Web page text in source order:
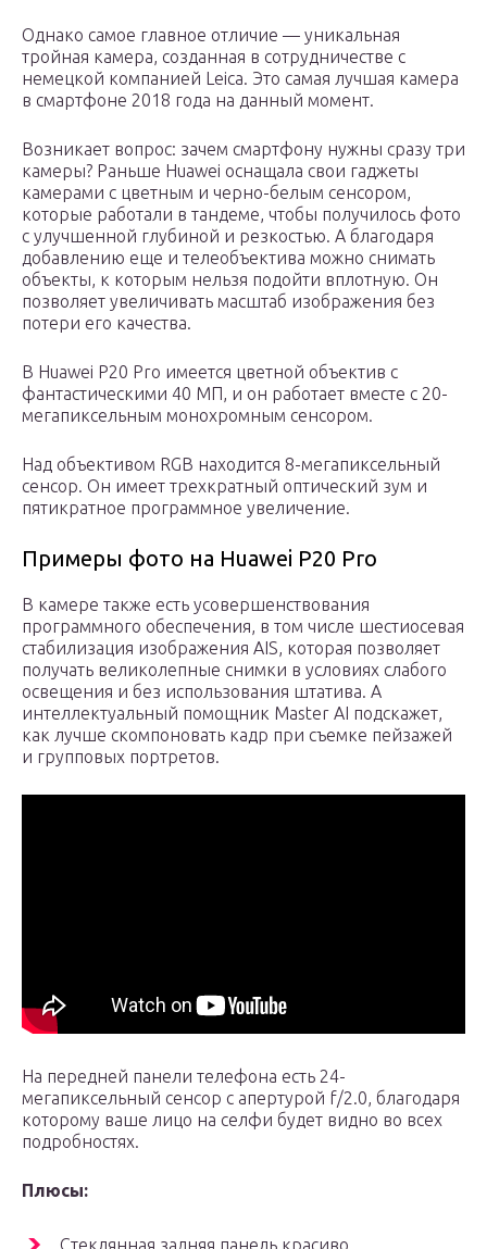
Однако самое главное отличие — уникальная
тройная камера, созданная в сотрудничестве с
немецкой компанией Leica. Это самая лучшая камера
в смартфоне 2018 года на данный момент.
Возникает вопрос: зачем смартфону нужны сразу три
камеры? Раньше Huawei оснащала свои гаджеты
камерами с цветным и черно-белым сенсором,
которые работали в тандеме, чтобы получилось фото
с улучшенной глубиной и резкостью. А благодаря
добавлению еще и телеобъектива можно снимать
объекты, к которым нельзя подойти вплотную. Он
позволяет увеличивать масштаб изображения без
потери его качества.
В Huawei P20 Pro имеется цветной объектив с
фантастическими 40 МП, и он работает вместе с 20-
мегапиксельным монохромным сенсором.
Над объективом RGB находится 8-мегапиксельный
сенсор. Он имеет трехкратный оптический зум и
пятикратное программное увеличение.
Примеры фото на Huawei P20 Pro
В камере также есть усовершенствования
программного обеспечения, в том числе шестиосевая
стабилизация изображения AIS, которая позволяет
получать великолепные снимки в условиях слабого
освещения и без использования штатива. А
интеллектуальный помощник Master AI подскажет,
как лучше скомпоновать кадр при съемке пейзажей
и групповых портретов.
На передней панели телефона есть 24-
мегапиксельный сенсор с апертурой f/2.0, благодаря
которому ваше лицо на селфи будет видно во всех
подробностях.
Плюсы:
Стеклянная задняя панель красиво